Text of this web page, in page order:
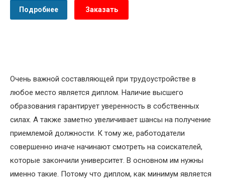
Подробнее Заказать
Очень важной составляющей при трудоустройстве в
любое место является диплом. Наличие высшего
образования гарантирует уверенность в собственных
силах. А также заметно увеличивает шансы на получение
приемлемой должности. К тому же, работодатели
совершенно иначе начинают смотреть на соискателей,
которые закончили университет. В основном им нужны
именно такие. Потому что диплом, как минимум является